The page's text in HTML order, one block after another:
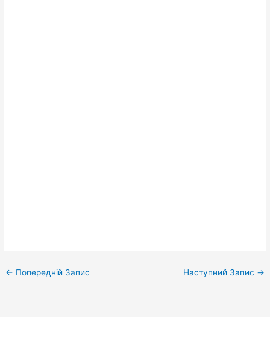
← Попередній Запис Наступний Запис →